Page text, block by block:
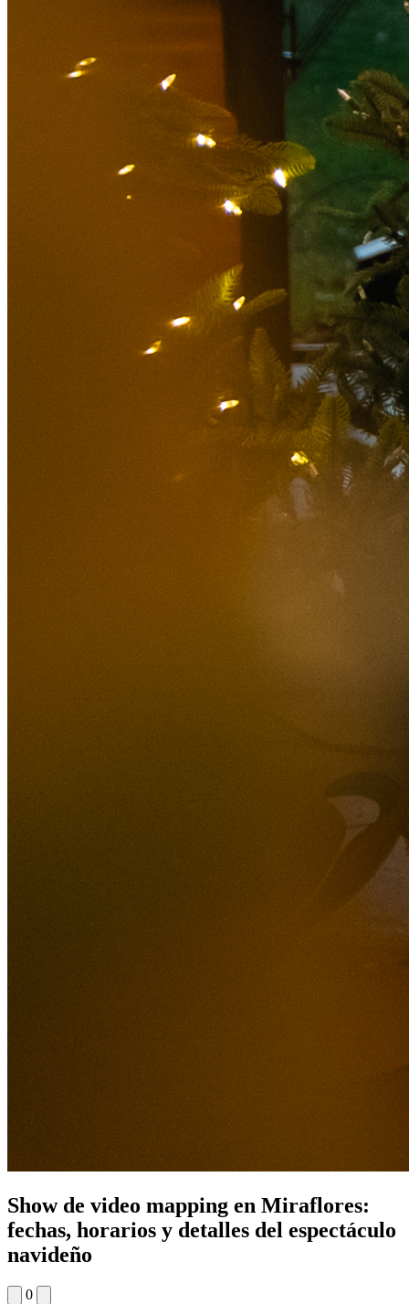
Show de video mapping en Miraflores:
fechas, horarios y detalles del espectáculo
navideño
0